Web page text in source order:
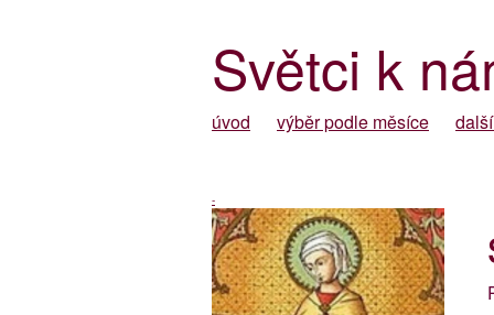
Světci k
úvod výběr podle měsíce
-